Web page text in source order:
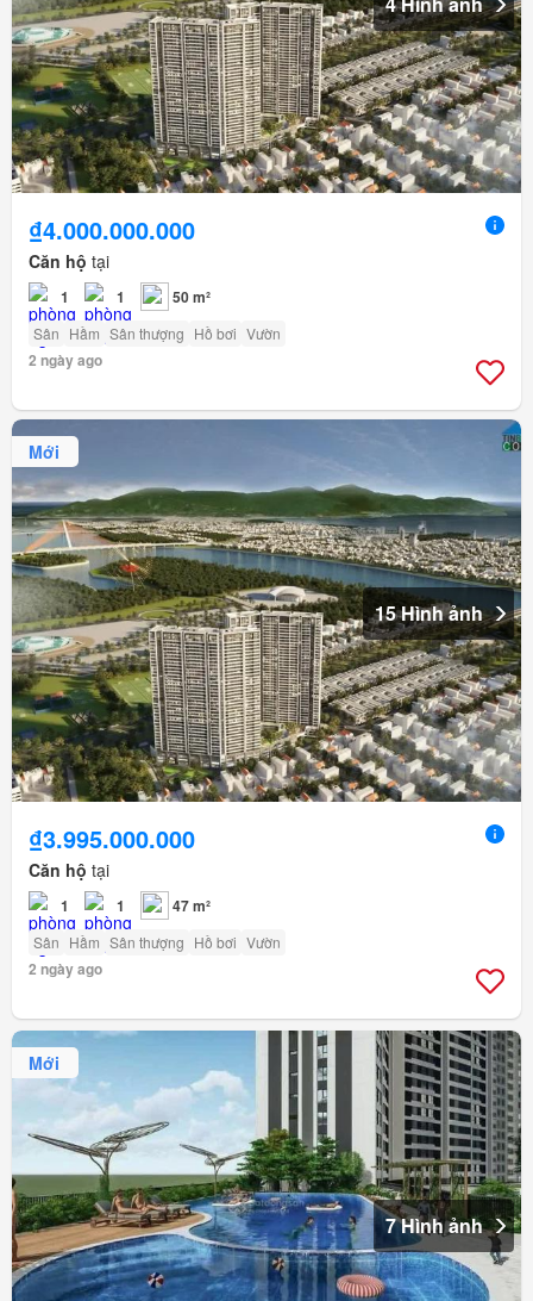
₫4.000.000.000
Căn hộ tại
1 1 50 m²
Sân Hầm Sân thượng Hồ bơi Vườn
2 ngày ago
Mới
15 Hình ảnh
₫3.995.000.000
Căn hộ tại
1 1 47 m²
Sân Hầm Sân thượng Hồ bơi Vườn
2 ngày ago
Mới
7 Hình ảnh